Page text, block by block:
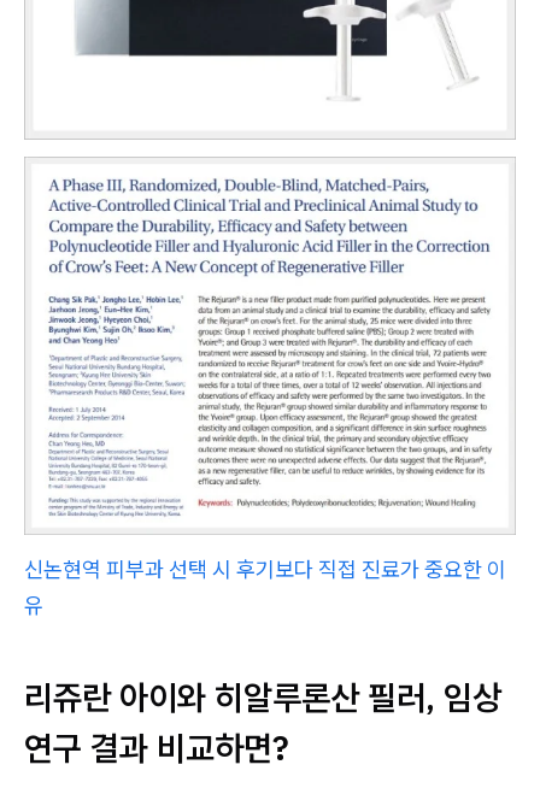
신논현역 피부과 선택 시 후기보다 직접 진료가 중요한 이
유
리쥬란 아이와 히알루론산 필러, 임상
연구 결과 비교하면?